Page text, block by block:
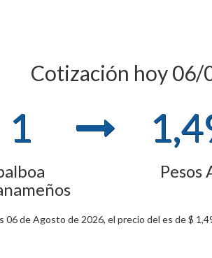
Cotización hoy
1
Pesos
06 de Agosto de 2026, el precio del es de $